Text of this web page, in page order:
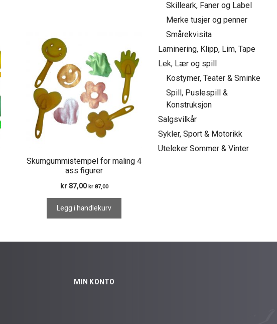
Skumgummistempel for maling 4
ass figurer
kr 87,00 kr87,00
Legg i handlekurv
Skilleark, Faner og Label
Merke tusjer og penner
Smårekvisita
Laminering, Klipp, Lim, Tape
Lek, Lær og spill
Kostymer, Teater & Sminke
Spill, Puslespill &
Konstruksjon
Salgsvilkår
Sykler, Sport & Motorikk
Uteleker Sommer & Vinter
MIN KONTO